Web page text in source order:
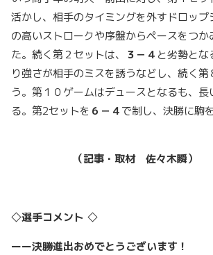
活かし、相手のタイミングを外すドロップ
の高いストロークや序盤からペースをつか
た。続く第２セットは、
３－４ と劣勢と
り強さが相手のミスを誘うなどし、続く
う。第１０ゲームはデュースとなるも、長
る。第2セットを ６－４で制し、決勝に駒
（記事・取材 佐々木瞬）
◇選手コメント ◇
ーー決勝進出おめでとうございます！